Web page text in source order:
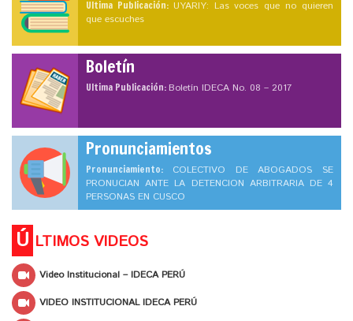
Ultima Publicación: UYARIY: Las voces que no quieren
que escuches
Boletín
Ultima Publicación:Boletín IDECA No. 08 – 2017
Pronunciamientos
Pronunciamiento: COLECTIVO DE ABOGADOS SE
PRONUCIAN ANTE LA DETENCION ARBITRARIA DE 4
PERSONAS EN CUSCO
Ú LTIMOS VIDEOS
Video Institucional – IDECA PERÚ
VIDEO INSTITUCIONAL IDECA PERÚ